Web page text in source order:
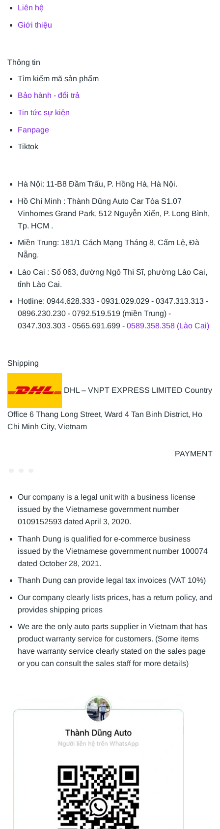
Liên hệ
Giới thiệu
Thông tin
Tìm kiếm mã sản phẩm
Bảo hành - đổi trả
Tin tức sự kiện
Fanpage
Tiktok
Hà Nội: 11-B8 Đầm Trấu, P. Hồng Hà, Hà Nội.
Hồ Chí Minh : Thành Dũng Auto Car Tòa S1.07
Vinhomes Grand Park, 512 Nguyễn Xiển, P. Long Bình,
Tp. HCM .
Miền Trung: 181/1 Cách Mạng Tháng 8, Cẩm Lệ, Đà
Nẵng.
Lào Cai : Số 063, đường Ngô Thì Sĩ, phường Lào Cai,
tỉnh Lào Cai.
Hotline: 0944.628.333 - 0931.029.029 - 0347.313.313 -
0896.230.230 - 0792.519.519 (miền Trung) -
0347.303.303 - 0565.691.699 - 0589.358.358 (Lào Cai)
Shipping
DHL – VNPT EXPRESS LIMITED Country
Office 6 Thang Long Street, Ward 4 Tan Binh District, Ho
Chi Minh City, Vietnam
PAYMENT
Our company is a legal unit with a business license
issued by the Vietnamese government number
0109152593 dated April 3, 2020.
Thanh Dung is qualified for e-commerce business
issued by the Vietnamese government number 100074
dated October 28, 2021.
Thanh Dung can provide legal tax invoices (VAT 10%)
Our company clearly lists prices, has a return policy, and
provides shipping prices
We are the only auto parts supplier in Vietnam that has
product warranty service for customers. (Some items
have warranty service clearly stated on the sales page
or you can consult the sales staff for more details)